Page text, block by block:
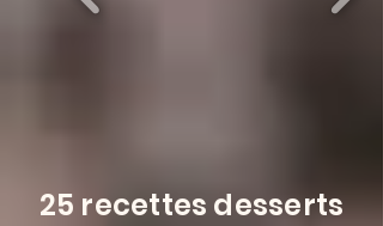
25 recettes desserts